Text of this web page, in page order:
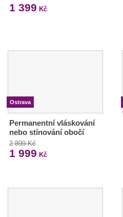
1 399 Kč
Ostrava
Permanentní vláskování
nebo stínování obočí
2 899 Kč
1 999 Kč